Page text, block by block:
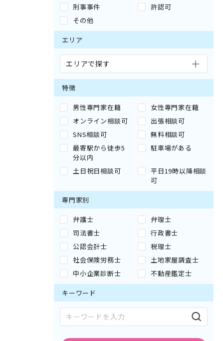
刑事事件
許認可
その他
エリア
エリアで探す
特徴
男性専門家在籍
女性専門家在籍
オンライン相談可
出張相談可
SNS相談可
無料相談可
最寄駅から徒歩5
分以内
駐車場がある
土日祝日相談可
平日19時以降相談
可
専門家別
弁護士
弁理士
司法書士
行政書士
公認会計士
税理士
社会保険労務士
土地家屋調査士
中小企業診断士
不動産鑑定士
キーワード